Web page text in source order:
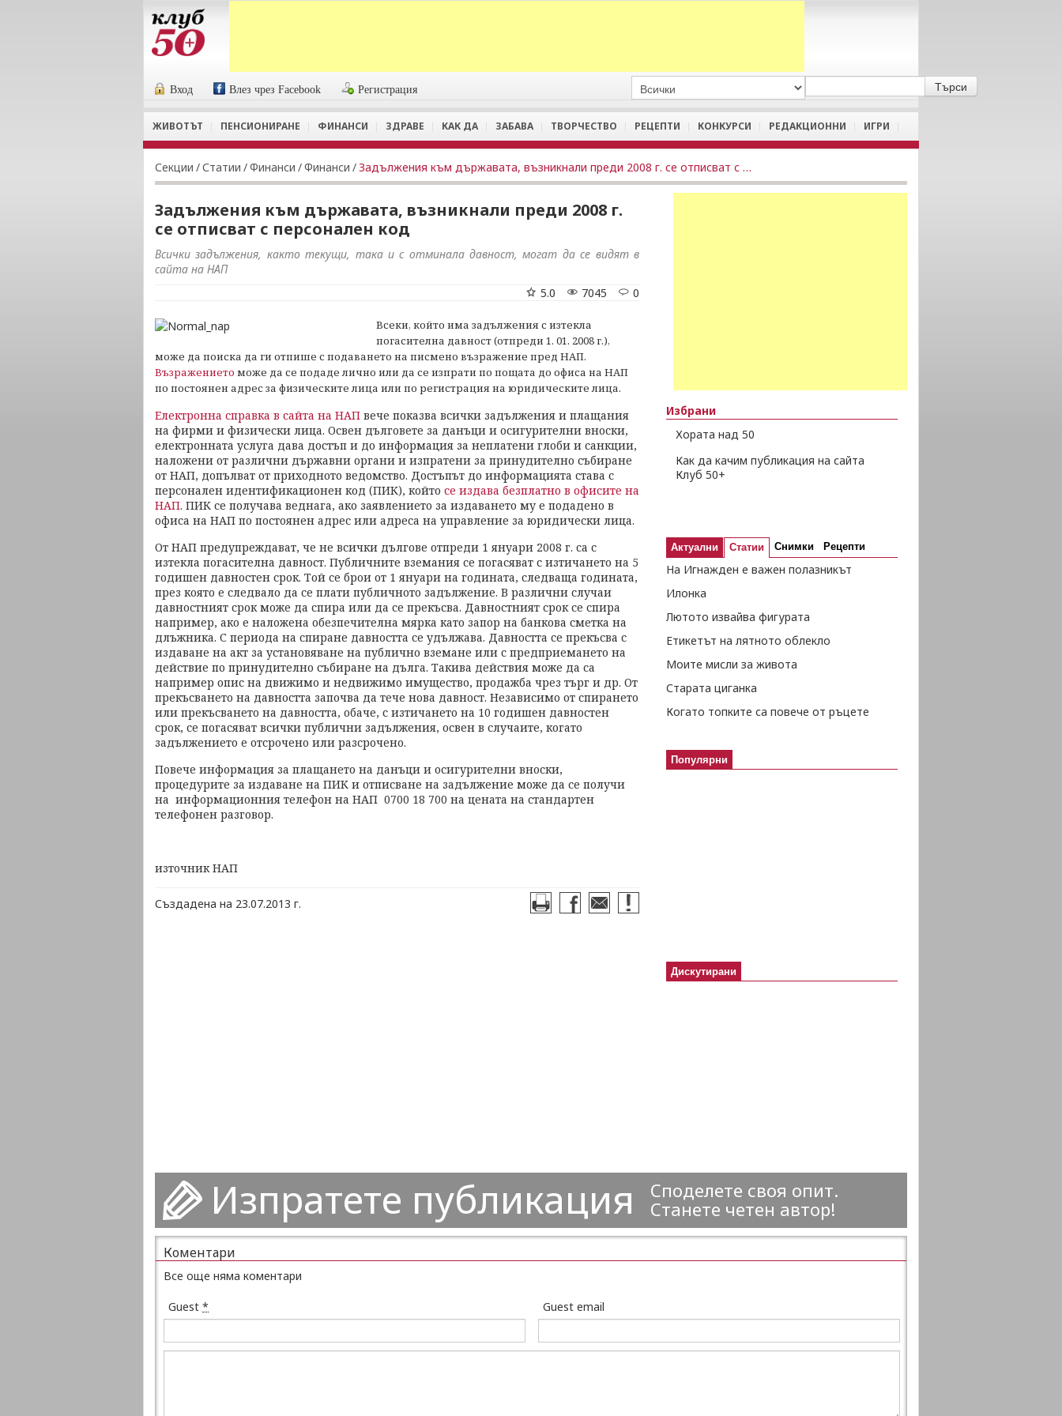
Вход Влез чрез Facebook Регистрация
ЖИВОТЪТ ПЕНСИОНИРАНЕ ФИНАНСИ ЗДРАВЕ КАК ДА ЗАБАВА ТВОРЧЕСТВО РЕЦЕПТИ КОНКУРСИ РЕДАКЦИОННИ ИГРИ
Секции /Статии /Финанси /Финанси / Задължения към държавата, възникнали преди 2008 г. се отписват с персонален код
Задължения към държавата, възникнали преди 2008 г.
се отписват с персонален код
Всички задължения, както текущи, така и с отминала давност, могат да се видят в
сайта на НАП
0
7045
5.0
Всеки, който има задължения с изтекла
погасителна давност (отпреди 1. 01. 2008 г.),
може да поиска да ги отпише с подаването на писмено възражение пред НАП.
Възражението може да се подаде лично или да се изпрати по пощата до офиса на НАП
по постоянен адрес за физическите лица или по регистрация на юридическите лица.
Електронна справка в сайта на НАП вече показва всички задължения и плащания
на фирми и физически лица. Освен дълговете за данъци и осигурителни вноски,
електронната услуга дава достъп и до информация за неплатени глоби и санкции,
наложени от различни държавни органи и изпратени за принудително събиране
от НАП, допълват от приходното ведомство. Достъпът до информацията става с
персонален идентификационен код (ПИК), който се издава безплатно в офисите на
НАП. ПИК се получава веднага, ако заявлението за издаването му е подадено в
офиса на НАП по постоянен адрес или адреса на управление за юридически лица.
От НАП предупреждават, че не всички дългове отпреди 1 януари 2008 г. са с
изтекла погасителна давност. Публичните вземания се погасяват с изтичането на 5
годишен давностен срок. Той се брои от 1 януари на годината, следваща годината,
през която е следвало да се плати публичното задължение. В различни случаи
давностният срок може да спира или да се прекъсва. Давностният срок се спира
например, ако е наложена обезпечителна мярка като запор на банкова сметка на
длъжника. С периода на спиране давността се удължава. Давността се прекъсва с
издаване на акт за установяване на публично вземане или с предприемането на
действие по принудително събиране на дълга. Такива действия може да са
например опис на движимо и недвижимо имущество, продажба чрез търг и др. От
прекъсването на давността започва да тече нова давност. Независимо от спирането
или прекъсването на давността, обаче, с изтичането на 10 годишен давностен
срок, се погасяват всички публични задължения, освен в случаите, когато
задължението е отсрочено или разсрочено.
Повече информация за плащането на данъци и осигурителни вноски,
процедурите за издаване на ПИК и отписване на задължение може да се получи
на информационния телефон на НАП 0700 18 700 на цената на стандартен
телефонен разговор.
източник НАП
Създадена на 23.07.2013 г.
Избрани
Хората над 50
Как да качим публикация на сайта
Клуб 50+
Актуални Статии Снимки Рецепти
На Игнажден е важен полазникът
Илонка
Лютото извайва фигурата
Етикетът на лятното облекло
Моите мисли за живота
Старата циганка
Когато топките са повече от ръцете
Популярни
Дискутирани
Изпратете публикация
Споделете своя опит.
Станете четен автор!
Коментари
Все още няма коментари
Guest * Guest email